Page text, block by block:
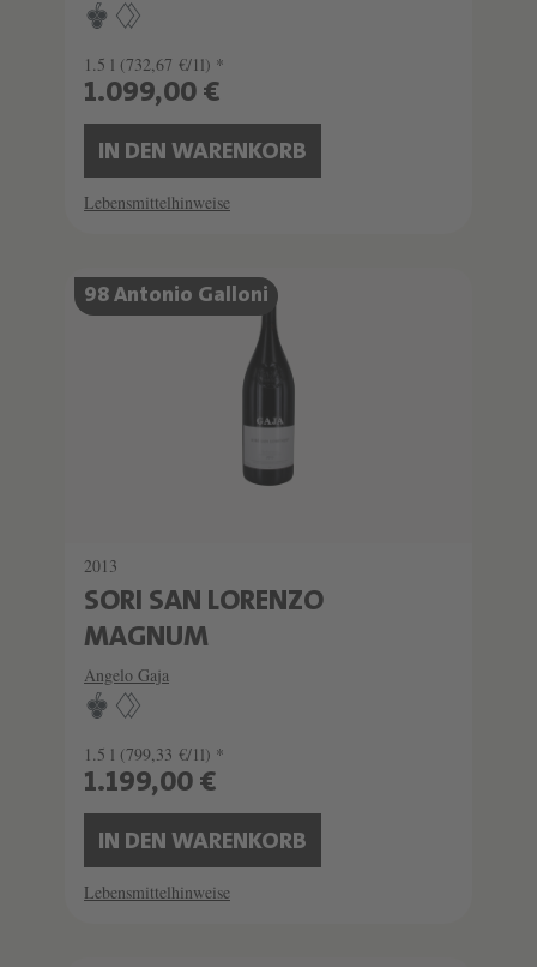
1.5 l (732,67 €/1l) *
1.099,00 €
IN DEN WARENKORB
Lebensmittelhinweise
SCHATZKAMMER
SEHR LIMITIERT
98 Antonio Galloni
2013
SORI SAN LORENZO
MAGNUM
Angelo Gaja
1.5 l (799,33 €/1l) *
1.199,00 €
IN DEN WARENKORB
Lebensmittelhinweise